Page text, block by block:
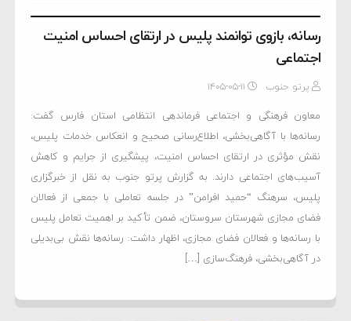
رسانه، بازوی توانمند پلیس در ارتقای احساس امنیت
اجتماعی
پرتو جنوب ۱۴۰۵-۰۵-۱۱
معاون فرهنگی و اجتماعی فرماندهی انتظامی استان فارس گفت:
رسانه‌ها با آگاهی‌بخشی، اطلاع‌رسانی صحیح و انعکاس خدمات پلیس،
نقش مؤثری در ارتقای احساس امنیت، پیشگیری از جرایم و کاهش
آسیب‌های اجتماعی دارند. به گزارش پرتو جنوب به نقل از خبرگزاری
پلیس، سرهنگ “حمید افرامن” در جلسه تعاملی با جمعی از فعالان
فضای مجازی شهرستان سروستان، ضمن تأکید بر اهمیت تعامل پلیس
با رسانه‌ها و فعالان فضای مجازی، اظهار داشت: رسانه‌ها نقش بی‌بدیلی
در آگاهی‌بخشی، فرهنگ‌سازی […]